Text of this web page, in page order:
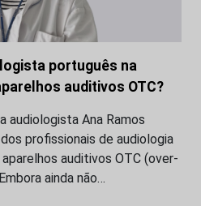
português na
auditivos OTC?
audiologista Ana Ramos
profissionais de audiologia
auditivos OTC (over-
ainda não…